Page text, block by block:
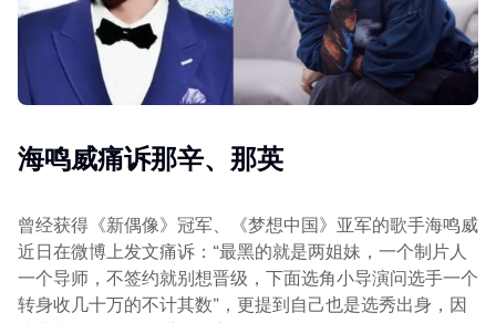
海鸣威痛诉那辛、那英
曾经获得《新偶像》冠军、《梦想中国》亚军的歌手海鸣威
近日在微博上发文痛诉：“最黑的就是两姐妹，一个制片人
一个导师，不签约就别想晋级，下面选角小导演问选手一个
转身收几十万的不计其数”，更提到自己也是选秀出身，因